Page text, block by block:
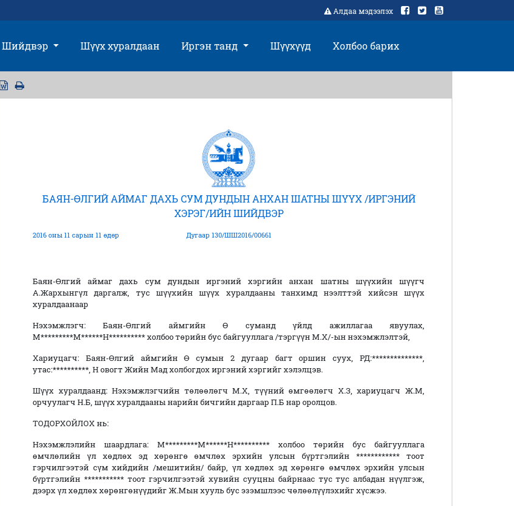
Алдаа мэдээлэх
Шийдвэр Шүүх хуралдаан Иргэн танд Шүүхүүд Холбоо барих
БАЯН-ӨЛГИЙ АЙМАГ ДАХЬ СУМ ДУНДЫН АНХАН ШАТНЫ ШҮҮХ /ИРГЭНИЙ
ХЭРЭГ/ИЙН ШИЙДВЭР
2016 оны 11 сарын 11 өдөр Дугаар 130/ШШ2016/00661
Баян-Өлгий аймаг дахь сум дундын иргэний хэргийн анхан шатны шүүхийн шүүгч
А.Жархынгүл даргалж, тус шүүхийн шүүх хуралдааны танхимд нээлттэй хийсэн шүүх
хуралдаанаар
Нэхэмжлэгч: Баян-Өлгий аймгийн Ө суманд үйлд ажиллагаа явуулах,
М*********М******Н********** холбоо төрийн бус байгууллага /тэргүүн М.Х/-ын нэхэмжлэлтэй,
Хариуцагч: Баян-Өлгий аймгийн Ө сумын 2 дугаар багт оршин суух, РД:**************,
утас:**********, Н овогт Жийн Мад холбогдох иргэний хэргийг хэлэлцэв.
Шүүх хуралдаанд: Нэхэмжлэгчийн төлөөлөгч М.Х, түүний өмгөөлөгч Х.З, хариуцагч Ж.М,
орчуулагч Н.Б, шүүх хуралдааны нарийн бичгийн даргаар П.Б нар оролцов.
ТОДОРХОЙЛОХ нь:
Нэхэмжлэлийн шаардлага: М*********М******Н********** холбоо төрийн бус байгууллага
өмчлөлийн үл хөдлөх эд хөрөнгө өмчлөх эрхийн улсын бүртгэлийн ************ тоот
гэрчилгээтэй сүм хийдийн /мешитийн/ байр, үл хөдлөх эд хөрөнгө өмчлөх эрхийн улсын
бүртгэлийн *********** тоот гэрчилгээтэй хувийн сууцны байрнаас тус тус албадан нүүлгэж,
дээрх үл хөдлөх хөрөнгөнүүдийг Ж.Мын хууль бус эзэмшлээс чөлөөлүүлэхийг хүсжээ.